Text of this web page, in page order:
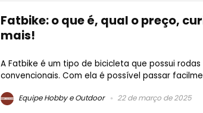
Fatbike: o que é, qual o preço,
mais!
A Fatbike é um tipo de bicicleta que possui
convencionais. Com ela é possível passar
Equipe Hobby e Outdoor 22 de março de 2025